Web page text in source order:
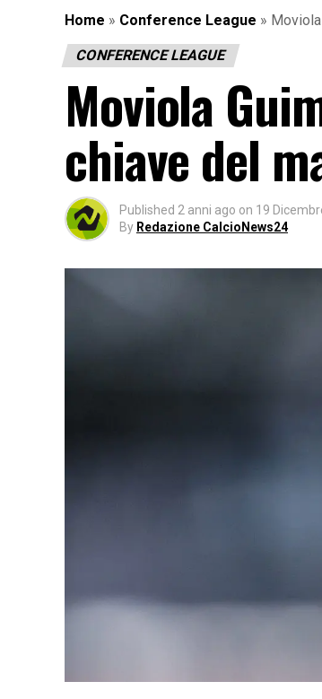
Home » Conference League »
CONFERENCE LEAGUE
Moviola
chiave del
Published 2 anni ago on 19
By Redazione CalcioNews24